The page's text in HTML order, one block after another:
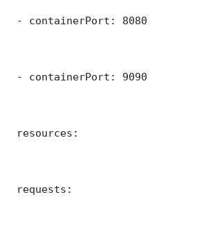
- containerPort: 8080
- containerPort: 9090
resources:
requests: